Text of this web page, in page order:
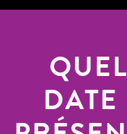
DATE